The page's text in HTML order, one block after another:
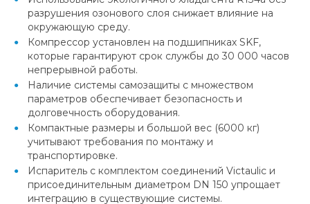
разрушения озонового слоя снижает влияние на
окружающую среду.
Компрессор установлен на подшипниках SKF,
которые гарантируют срок службы до 30 000 часов
непрерывной работы.
Наличие системы самозащиты с множеством
параметров обеспечивает безопасность и
долговечность оборудования.
Компактные размеры и большой вес (6000 кг)
учитывают требования по монтажу и
транспортировке.
Испаритель с комплектом соединений Victaulic и
присоединительным диаметром DN 150 упрощает
интеграцию в существующие системы.